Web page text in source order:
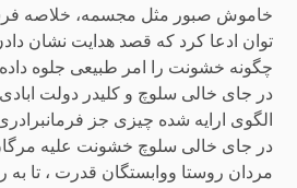
خاموش صبور مثل مجسمه، خلاصه
توان ادعا کرد که قصد هدایت نشان
چگونه خشونت را امر طبیعی جلوه
در جای خالی سلوچ و کلیدر دولت
الگوی ارایه شده چیزی جز
در جای خالی سلوچ خشونت علیه
مردان روستا ووابستگان قدرت ، تا